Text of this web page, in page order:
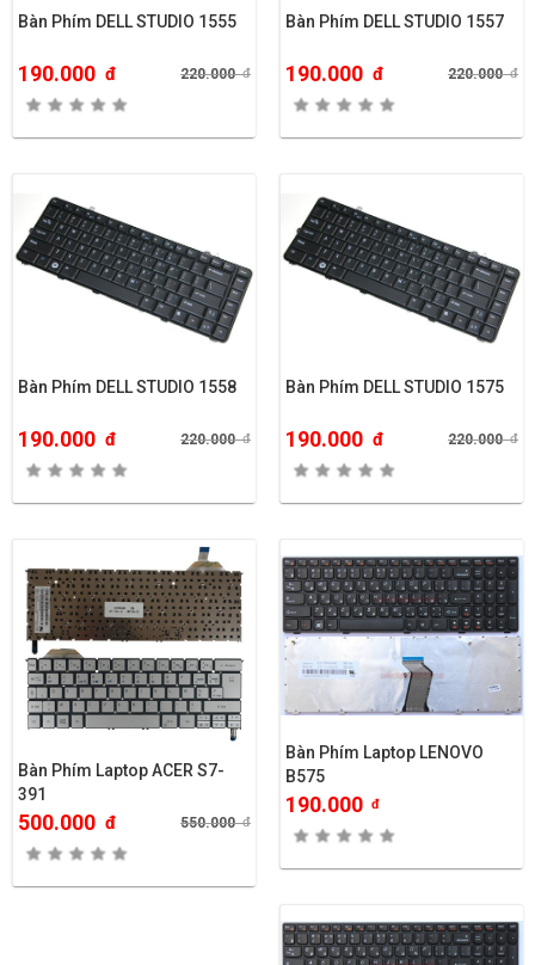
Bàn Phím DELL STUDIO 1555
190.000 đ 220.000đ
Bàn Phím DELL STUDIO 1557
190.000 đ 220.000đ
Bàn Phím DELL STUDIO 1558
190.000 đ 220.000đ
Bàn Phím DELL STUDIO 1575
190.000 đ 220.000đ
Bàn Phím Laptop ACER S7-
391
500.000 đ 550.000đ
Bàn Phím Laptop LENOVO
B575
190.000 đ